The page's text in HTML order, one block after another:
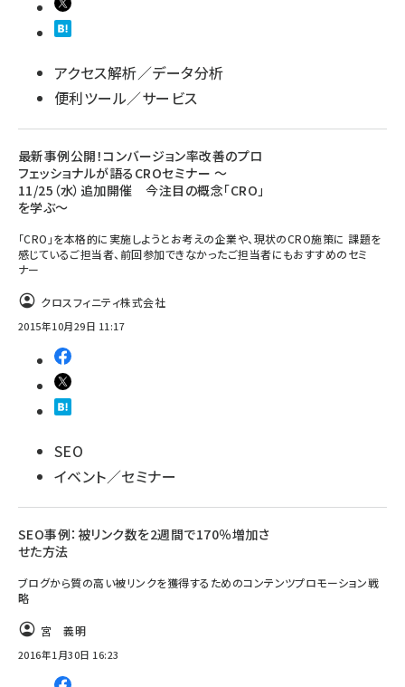
アクセス解析／データ分析
便利ツール／サービス
最新事例公開！コンバージョン率改善のプロ
フェッショナルが語るCROセミナー ～
11/25（水）追加開催 今注目の概念「CRO」
を学ぶ～
「CRO」を本格的に実施しようとお考えの企業や、現状のCRO施策に 課題を
感じているご担当者、前回参加できなかったご担当者にもおすすめのセミ
ナー
クロスフィニティ株式会社
2015年10月29日 11:17
SEO
イベント／セミナー
SEO事例：被リンク数を2週間で170％増加さ
せた方法
ブログから質の高い被リンクを獲得するためのコンテンツプロモーション戦
略
宮 義明
2016年1月30日 16:23